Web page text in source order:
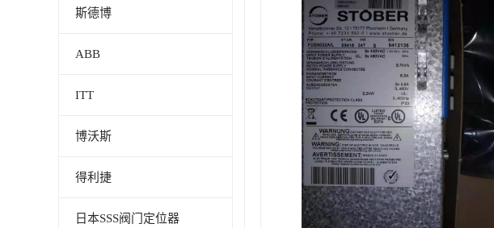
斯德博
ABB
ITT
博沃斯
得利捷
日本SSS阀门定位器